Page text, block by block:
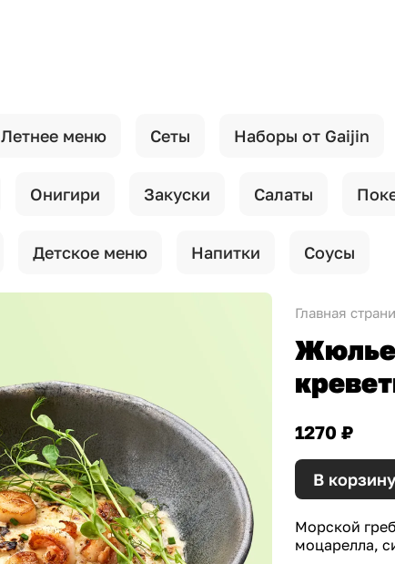
Летнее меню Сеты Наборы от Gaijin
Онигири Закуски Салаты
Детское меню Напитки Соусы
Главная
1270 ₽
В корзину
Морской
моцарелла,